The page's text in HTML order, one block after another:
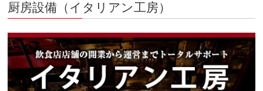
厨房設備（イタリアン工房）